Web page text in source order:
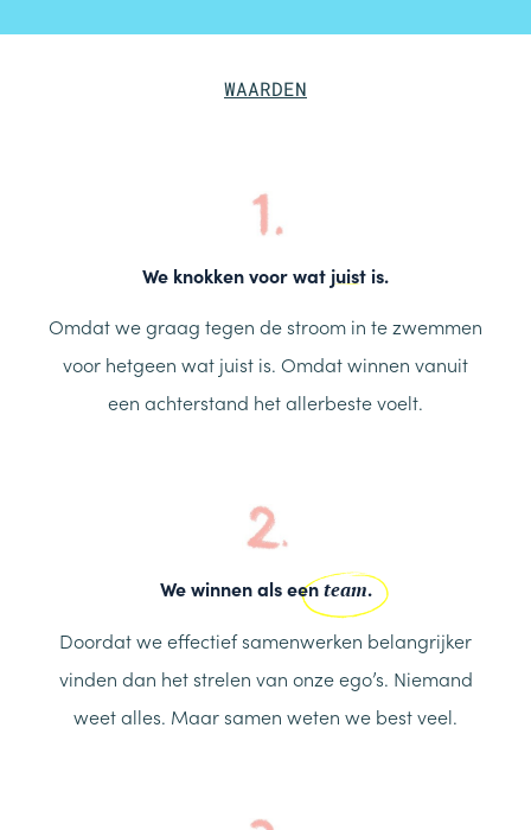
WAARDEN
We knokken voor wat juistis.
Omdat we graag tegen de stroom in te zwemmen
voor hetgeen wat juist is. Omdat winnen vanuit
een achterstand het allerbeste voelt.
We winnen als eenteam.
Doordat we effectief samenwerken belangrijker
vinden dan het strelen van onze ego’s. Niemand
weet alles. Maar samen weten we best veel.